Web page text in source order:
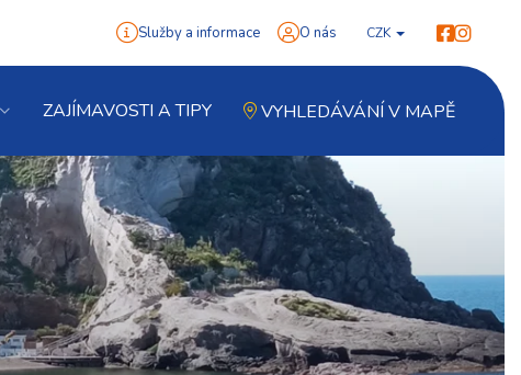
Služby a informace O nás CZK
ZAJÍMAVOSTI A TIPY VYHLEDÁVÁNÍ V MAPĚ